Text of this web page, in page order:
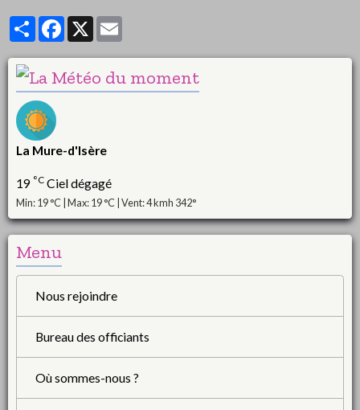
PartagerFacebook
X
La Mure-d'Isère
19 °C Ciel dégagé
Min: 19 °C | Max: 19 °C | Vent: 4 kmh 342°
Menu
Nous rejoindre
Bureau des officiants
Où sommes-nous ?